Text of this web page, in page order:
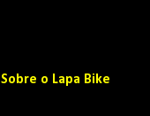
Sobre o Lapa Bike